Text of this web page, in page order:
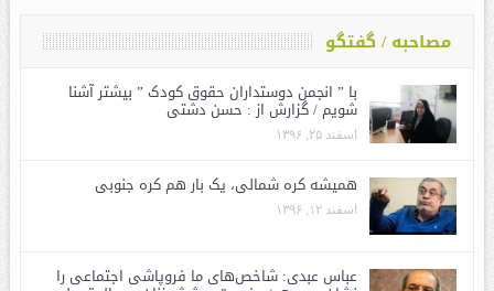
مصاحبه / گفتگو
با ” انجمن دوستداران حقوق کودک ” بیشتر آشنا
شویم / گزارش از : حسن دشتی
اسفند ۲۵, ۱۳۹۶
همیشه کره شمالی، یک بار هم کره جنوبی
اسفند ۱۲, ۱۳۹۶
عباس عبدی: شاخص‌های ما فروپاشی اجتماعی را